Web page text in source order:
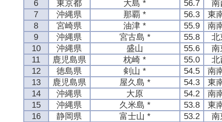
6
東京都 大島 * 56.7
南
7
沖縄県 那覇 * 56.3
東
8
宮崎県 油津 * 55.9
南
9
沖縄県 宮古島 * 55.8
北
10
沖縄県 盛山 55.6
南
11
鹿児島県 枕崎 * 55.0
北
12
徳島県 剣山 * 54.5
南
13
鹿児島県 屋久島 * 54.3
東
14
沖縄県 大原 54.2
南
15
沖縄県 久米島 * 53.8
東
16
静岡県 富士山 * 53.2
南